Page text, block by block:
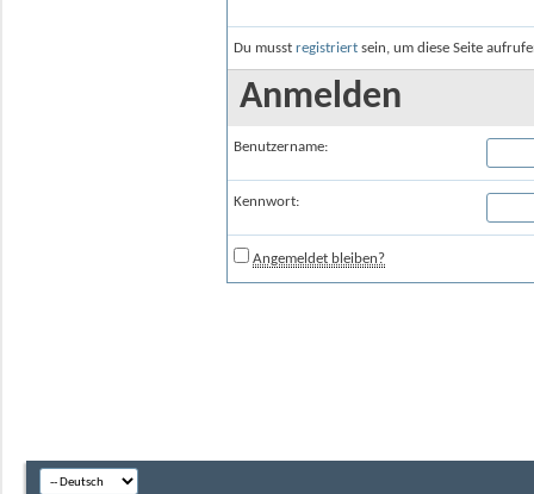
Du musst registriert sein, um diese Seite
Anmelden
Benutzername:
Kennwort:
Angemeldet bleiben?